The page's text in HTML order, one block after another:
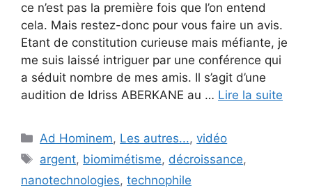
ce n’est pas la première fois que l’on entend
cela. Mais restez-donc pour vous faire un avis.
Etant de constitution curieuse mais méfiante, je
me suis laissé intriguer par une conférence qui
a séduit nombre de mes amis. Il s’agit d’une
audition de Idriss ABERKANE au … Lire la suite
Catégories
Ad Hominem, Les autres...,vidéo
Étiquettes
argent, biomimétisme, décroissance,
nanotechnologies, technophile